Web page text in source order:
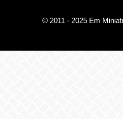
© 2011 - 2025 Em